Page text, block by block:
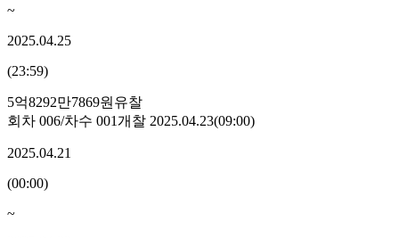
~
2025.04.25
(23:59)
5억8292만7869원 유찰
회차 006/차수 001개찰 2025.04.23(09:00)
2025.04.21
(00:00)
~